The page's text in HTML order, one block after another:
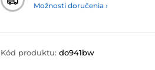
Možnosti doručenia ›
Kód produktu: do941bw